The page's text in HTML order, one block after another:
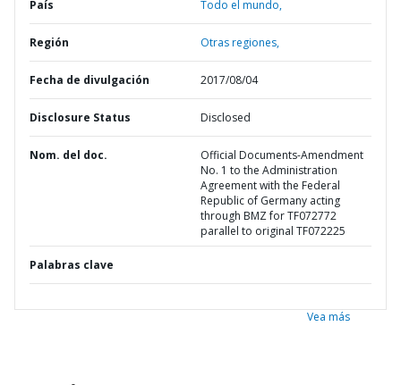
País Todo el mundo,
Región Otras regiones,
Fecha de divulgación 2017/08/04
Disclosure Status Disclosed
Nom. del doc.
Official Documents-Amendment
No. 1 to the Administration
Agreement with the Federal
Republic of Germany acting
through BMZ for TF072772
parallel to original TF072225
Palabras clave
Vea más